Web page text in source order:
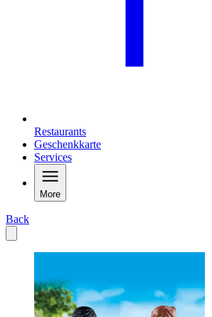
Restaurants
Geschenkkarte
Services
More
Back